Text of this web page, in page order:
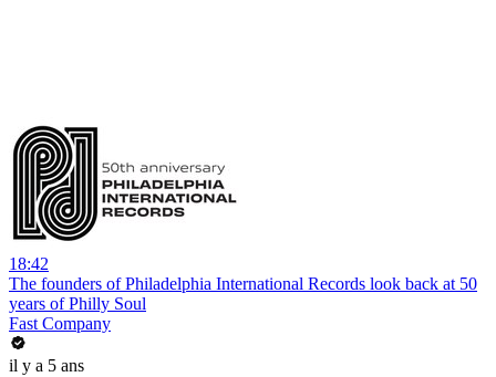
18:42
The founders of Philadelphia International Records look back at 50
years of Philly Soul
Fast Company
il y a 5 ans